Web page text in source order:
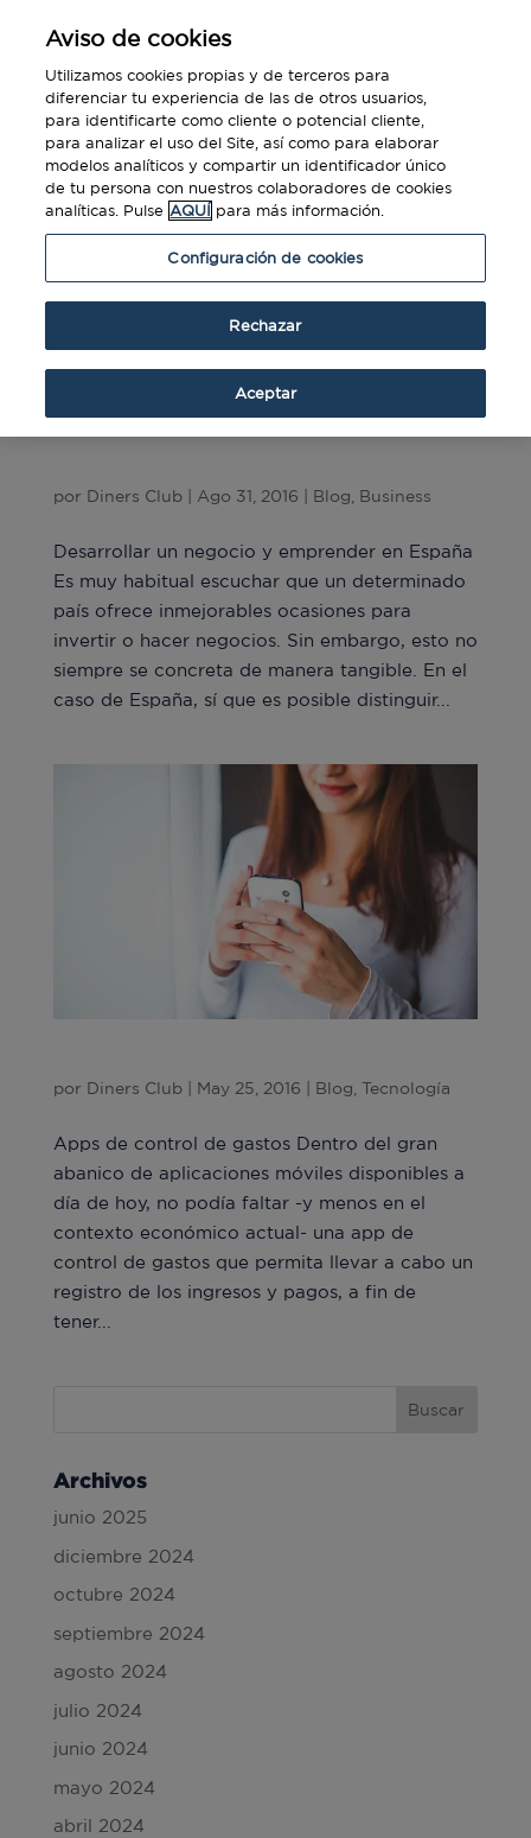
por Diners Club| Ago 31, 2016 Blog Business
Desarrollar un negocio y emprender en España
Es muy habitual escuchar que un determinado
país ofrece inmejorables ocasiones para
invertir o hacer negocios. Sin embargo, esto no
siempre se concreta de manera tangible. En el
caso de España, sí que es posible distinguir...
por Diners Club| May 25, 2016 Blog, Tecnología
Apps de control de gastos Dentro del gran
abanico de aplicaciones móviles disponibles a
día de hoy, no podía faltar -y menos en el
contexto económico actual- una app de
control de gastos que permita llevar a cabo un
registro de los ingresos y pagos, a fin de
tener...
Archivos
junio 2025
diciembre 2024
octubre 2024
septiembre 2024
agosto 2024
julio 2024
junio 2024
mayo 2024
abril 2024
Aviso de cookies
Utilizamos cookies propias y de terceros para
diferenciar tu experiencia de las de otros usuarios,
para identificarte como cliente o potencial cliente,
para analizar el uso del Site, así como para elaborar
modelos analíticos y compartir un identificador único
de tu persona con nuestros colaboradores de cookies
analíticas. Pulse AQUÍ para más información.
Configuración de cookies
Rechazar
Aceptar